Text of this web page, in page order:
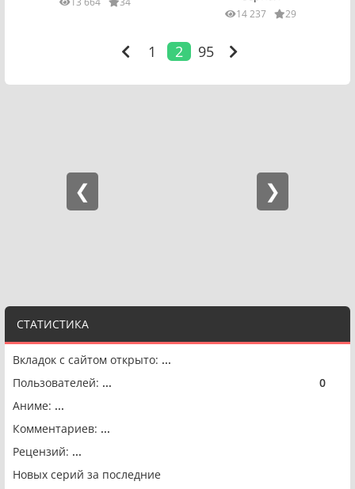
СТАТИСТИКА
Вкладок с сайтом открыто: ...
Пользователей: ... 0
Аниме: ...
Комментариев: ...
Рецензий: ...
Новых серий за последние
14 237 29
1 2 95